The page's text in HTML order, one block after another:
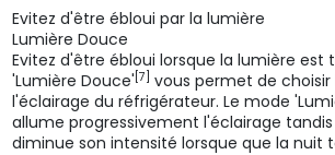
Evitez d'être ébloui par la lumière
Lumière Douce
Evitez d'être ébloui lorsque la lumière est
'Lumière Douce' [7] vous permet de
l'éclairage du réfrigérateur. Le mode
allume progressivement l'éclairage
diminue son intensité lorsque que la nuit